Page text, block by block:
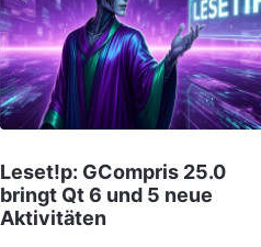
Leset!p: GCompris 25.0
bringt Qt 6 und 5 neue
Aktivitäten